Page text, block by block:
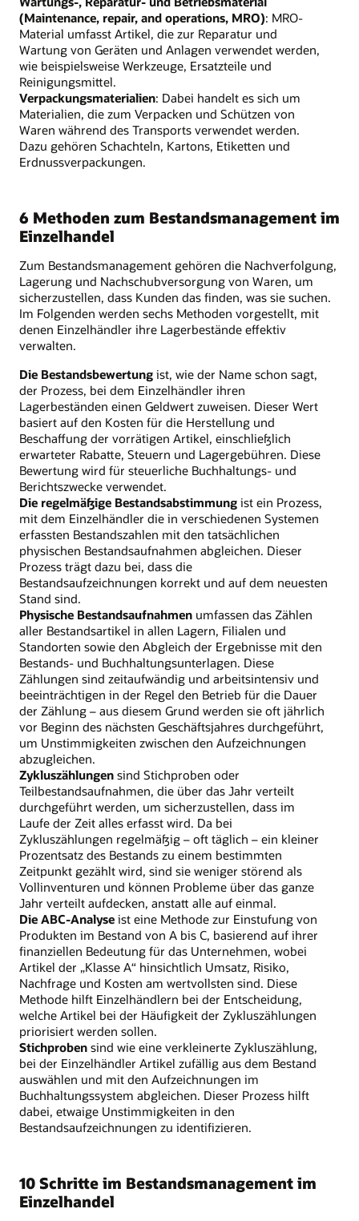
(Maintenance, repair, and operations, MRO): MRO-
Material umfasst Artikel, die zur Reparatur und
Wartung von Geräten und Anlagen verwendet werden,
wie beispielsweise Werkzeuge, Ersatzteile und
Reinigungsmittel.
Verpackungsmaterialien: Dabei handelt es sich um
Materialien, die zum Verpacken und Schützen von
Waren während des Transports verwendet werden.
Dazu gehören Schachteln, Kartons, Etiketten und
Erdnussverpackungen.
6 Methoden zum Bestandsmanagement im
Einzelhandel
Zum Bestandsmanagement gehören die Nachverfolgung,
Lagerung und Nachschubversorgung von Waren, um
sicherzustellen, dass Kunden das finden, was sie suchen.
Im Folgenden werden sechs Methoden vorgestellt, mit
denen Einzelhändler ihre Lagerbestände effektiv
verwalten.
Die Bestandsbewertung ist, wie der Name schon sagt,
der Prozess, bei dem Einzelhändler ihren
Lagerbeständen einen Geldwert zuweisen. Dieser Wert
basiert auf den Kosten für die Herstellung und
Beschaffung der vorrätigen Artikel, einschließlich
erwarteter Rabatte, Steuern und Lagergebühren. Diese
Bewertung wird für steuerliche Buchhaltungs- und
Berichtszwecke verwendet.
Die regelmäßige Bestandsabstimmung ist ein Prozess,
mit dem Einzelhändler die in verschiedenen Systemen
erfassten Bestandszahlen mit den tatsächlichen
physischen Bestandsaufnahmen abgleichen. Dieser
Prozess trägt dazu bei, dass die
Bestandsaufzeichnungen korrekt und auf dem neuesten
Stand sind.
Physische Bestandsaufnahmen umfassen das Zählen
aller Bestandsartikel in allen Lagern, Filialen und
Standorten sowie den Abgleich der Ergebnisse mit den
Bestands- und Buchhaltungsunterlagen. Diese
Zählungen sind zeitaufwändig und arbeitsintensiv und
beeinträchtigen in der Regel den Betrieb für die Dauer
der Zählung – aus diesem Grund werden sie oft jährlich
vor Beginn des nächsten Geschäftsjahres durchgeführt,
um Unstimmigkeiten zwischen den Aufzeichnungen
abzugleichen.
Zykluszählungen sind Stichproben oder
Teilbestandsaufnahmen, die über das Jahr verteilt
durchgeführt werden, um sicherzustellen, dass im
Laufe der Zeit alles erfasst wird. Da bei
Zykluszählungen regelmäßig – oft täglich – ein kleiner
Prozentsatz des Bestands zu einem bestimmten
Zeitpunkt gezählt wird, sind sie weniger störend als
Vollinventuren und können Probleme über das ganze
Jahr verteilt aufdecken, anstatt alle auf einmal.
Die ABC-Analyse ist eine Methode zur Einstufung von
Produkten im Bestand von A bis C, basierend auf ihrer
finanziellen Bedeutung für das Unternehmen, wobei
Artikel der „Klasse A“ hinsichtlich Umsatz, Risiko,
Nachfrage und Kosten am wertvollsten sind. Diese
Methode hilft Einzelhändlern bei der Entscheidung,
welche Artikel bei der Häufigkeit der Zykluszählungen
priorisiert werden sollen.
Stichproben sind wie eine verkleinerte Zykluszählung,
bei der Einzelhändler Artikel zufällig aus dem Bestand
auswählen und mit den Aufzeichnungen im
Buchhaltungssystem abgleichen. Dieser Prozess hilft
dabei, etwaige Unstimmigkeiten in den
Bestandsaufzeichnungen zu identifizieren.
10 Schritte im Bestandsmanagement im
Einzelhandel